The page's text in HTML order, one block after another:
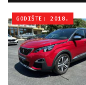
GODIŠTE: 2018.